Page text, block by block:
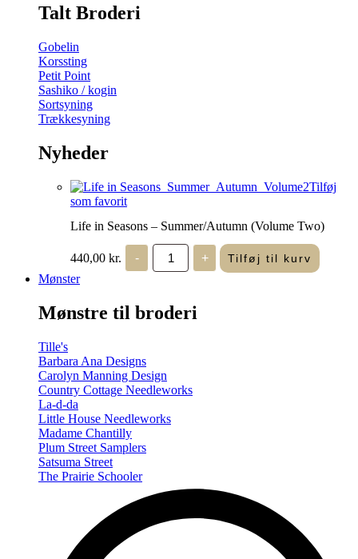
Talt Broderi
Gobelin
Korssting
Petit Point
Sashiko / kogin
Sortsyning
Trækkesyning
Nyheder
Tilføj
som favorit
Life in Seasons – Summer/Autumn (Volume Two)
440,00 kr. -
Life
Seasons
(Volume
+ Tilføj til kurv
Mønster
Mønstre til broderi
Tille's
Barbara Ana Designs
Carolyn Manning Design
Country Cottage Needleworks
La-d-da
Little House Needleworks
Madame Chantilly
Plum Street Samplers
Satsuma Street
The Prairie Schooler